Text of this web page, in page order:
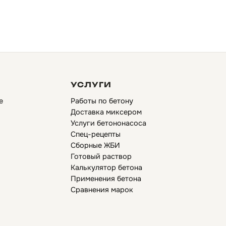
УСЛУГИ
Работы по бетону
Доставка миксером
Услуги бетононасоса
Спец-рецепты
Сборные ЖБИ
Готовый раствор
Калькулятор бетона
Применения бетона
Сравнения марок